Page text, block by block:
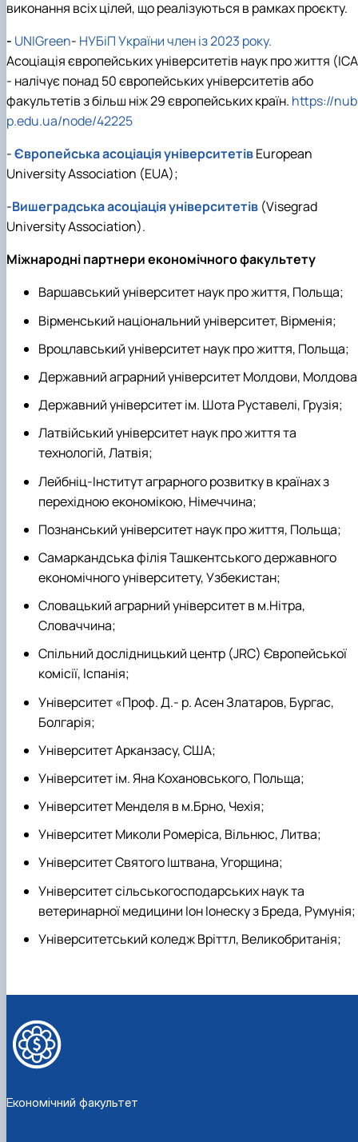
Проєкт «Розвиток лідерських навичок жінок
виконання всіх цілей, що реалізуються в рамках проєкту.
- UNIGreen- НУБіП України член із 2023 року.
Асоціація європейських університетів наук про життя
- налічує понад 50 європейських університетів або
факультетів з більш ніж 29 європейських країн. https://
p.edu.ua/node/42225
-Європейська асоціація університетівEuropean
University Association (EUA);
-Вишеградська асоціація університетів (Visegrad
University Association).
Міжнародні партнери економічного факультету
Варшавський університет наук про життя, Польща;
Вірменський національний університет, Вірменія;
Вроцлавський університет наук про життя, Польща;
Державний аграрний університет Молдови,
Державний університет ім. Шота Руставелі, Грузія;
Латвійський університет наук про життя та
технологій, Латвія;
Лейбніц-Інститут аграрного розвитку в країнах з
перехідною економікою, Німеччина;
Познанський університет наук про життя, Польща;
Самаркандська філія Ташкентського державного
економічного університету, Узбекистан;
Словацький аграрний університет в м.Нітра,
Словаччина;
Спільний дослідницький центр (JRC) Європейської
комісії, Іспанія;
Університет «Проф. Д.- р. Асен Златаров, Бургас,
Болгарія;
Університет Арканзасу, США;
Університет ім. Яна Кохановського, Польща;
Університет Менделя в м.Брно, Чехія;
Університет Миколи Ромеріса, Вільнюс, Литва;
Університет Святого Іштвана, Угорщина;
Університет сільськогосподарських наук та
ветеринарної медицини Іон Іонеску з Бреда, Румунія;
Університетський коледж Вріттл, Великобританія;
Економічний факультет